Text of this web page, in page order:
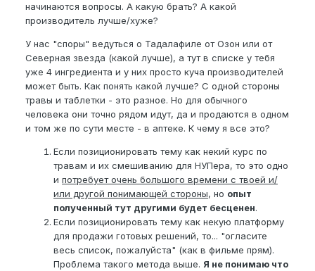
начинаются вопросы. А какую брать? А какой
производитель лучше/хуже?
У нас "споры" ведуться о Тадалафиле от Озон или от
Северная звезда (какой лучше), а тут в списке у тебя
уже 4 ингредиента и у них просто куча производителей
может быть. Как понять какой лучше? С одной стороны
травы и таблетки - это разное. Но для обычного
человека они точно рядом идут, да и продаются в одном
и том же по сути месте - в аптеке. К чему я все это?
Если позиционировать тему как некий курс по
травам и их смешиванию для НУПера, то это одно
и потребует очень большого времени с твоей и/
или другой понимающей стороны, но опыт
полученный тут другими будет бесценен.
Если позиционировать тему как некую платформу
для продажи готовых решений, то... "огласите
весь список, пожалуйста" (как в фильме прям).
Проблема такого метода выше. Я не понимаю что